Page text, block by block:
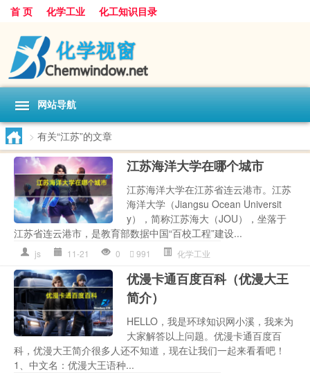
首 页 化学工业 化工知识目录
网站导航
> 有关“江苏”的文章
江苏海洋大学在哪个城市
江苏海洋大学在江苏省连云港市。江苏
海洋大学（Jiangsu Ocean Universit
y），简称江苏海大（JOU），坐落于
江苏省连云港市，是教育部数据中国“百校工程”建设...
js 11-21 0 991 化学工业
优漫卡通百度百科（优漫大王
简介）
HELLO，我是环球知识网小溪，我来为
大家解答以上问题。优漫卡通百度百
科，优漫大王简介很多人还不知道，现在让我们一起来看看吧！
1、中文名：优漫大王语种...